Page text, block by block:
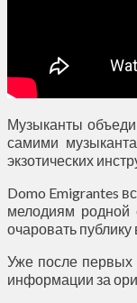
Музыканты
самими
экзотических
Domo Emigrantes
мелодиям родной
очаровать публику
Уже после первых
информации за